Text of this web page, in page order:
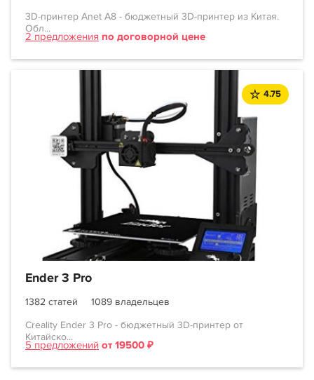
3D-принтер Anet A8 - бюджетный 3D-принтер из Китая.
Обл...
2 предложения по договорной цене
4.75
Ender 3 Pro
1382 статей
1089 владельцев
Creality Ender 3 Pro - бюджетный 3D-принтер от
Китайско...
5 предложений от 19500 ₽